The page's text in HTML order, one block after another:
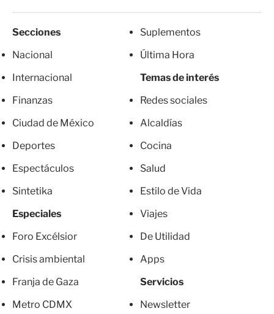
Secciones
Nacional
Internacional
Finanzas
Ciudad de México
Deportes
Espectáculos
Sintetika
Especiales
Foro Excélsior
Crisis ambiental
Franja de Gaza
Metro CDMX
Suplementos
Última Hora
Temas de interés
Redes sociales
Alcaldías
Cocina
Salud
Estilo de Vida
Viajes
De Utilidad
Apps
Servicios
Newsletter